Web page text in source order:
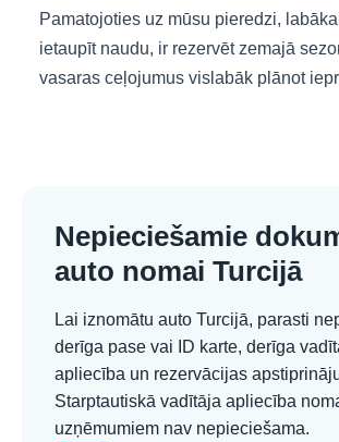
Pamatojoties uz mūsu pieredzi,
ietaupīt naudu, ir rezervēt zemajā
vasaras ceļojumus vislabāk plānot
Nepieciešamie
auto nomai Turcijā
Lai iznomātu auto Turcijā, parasti
derīga pase vai ID karte, derīga
apliecība un rezervācijas
Starptautiskā vadītāja apliecība
uzņēmumiem nav nepieciešama.